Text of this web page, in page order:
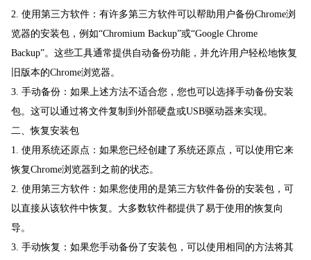
2. 使用第三方软件：有许多第三方软件可以帮助用户备份Chrome浏
览器的安装包，例如“Chromium Backup”或“Google Chrome
Backup”。这些工具通常提供自动备份功能，并允许用户轻松地恢复
旧版本的Chrome浏览器。
3. 手动备份：如果上述方法不适合您，您也可以选择手动备份安装
包。这可以通过将文件复制到外部硬盘或USB驱动器来实现。
二、恢复安装包
1. 使用系统还原点：如果您已经创建了系统还原点，可以使用它来
恢复Chrome浏览器到之前的状态。
2. 使用第三方软件：如果您使用的是第三方软件备份的安装包，可
以直接从该软件中恢复。大多数软件都提供了易于使用的恢复向
导。
3. 手动恢复：如果您手动备份了安装包，可以使用相同的方法将其